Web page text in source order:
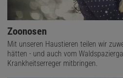
Zoonosen
Mit unseren Haustieren teilen wir
hätten - und auch vom
Krankheitserreger mitbringen.